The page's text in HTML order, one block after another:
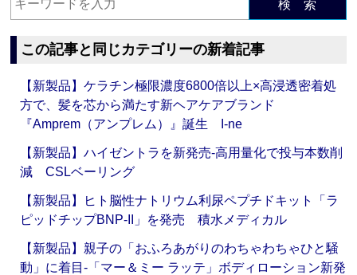
検 索
この記事と同じカテゴリーの新着記事
【新製品】ケラチン極限濃度6800倍以上×高浸透密着処
方で、髪を芯から満たす新ヘアケアブランド
『Amprem（アンプレム）』誕生 I-ne
【新製品】ハイゼントラを新発売‐高用量化で投与本数削
減 CSLベーリング
【新製品】ヒト脳性ナトリウム利尿ペプチドキット「ラ
ピッドチップBNP-II」を発売 積水メディカル
【新製品】親子の「おふろあがりのわちゃわちゃひと騒
動」に着目‐「マー＆ミー ラッテ」ボディローション新発